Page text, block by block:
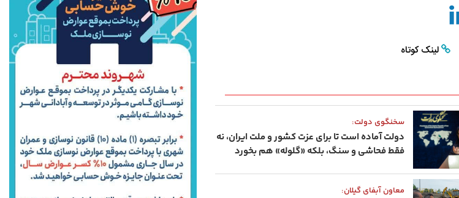
لینک کوتاه
سخنگوی دولت:
دولت آماده است تا برای عزت کشور و ملت ایران، نه
فقط فحاشی و سنگ، بلکه «گلوله» هم بخورد
معاون آبفای گیلان: